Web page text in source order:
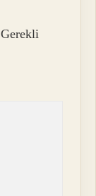
Gerekli